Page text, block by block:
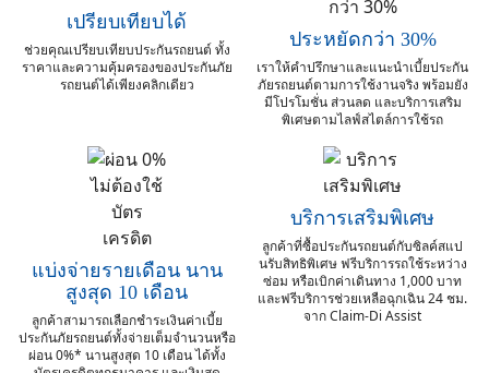
เปรียบเทียบได้
ช่วยคุณเปรียบเทียบประกันรถยนต์ ทั้ง
ราคาและความคุ้มครองของประกันภัย
รถยนต์ได้เพียงคลิกเดียว
ประหยัดกว่า 30%
เราให้คำปรึกษาและแนะนำเบี้ยประกัน
ภัยรถยนต์ตามการใช้งานจริง พร้อมยัง
มีโปรโมชั่น ส่วนลด และบริการเสริม
พิเศษตามไลฟ์สไตล์การใช้รถ
แบ่งจ่ายรายเดือน นาน
สูงสุด 10 เดือน
ลูกค้าสามารถเลือกชำระเงินค่าเบี้ย
ประกันภัยรถยนต์ทั้งจ่ายเต็มจำนวนหรือ
ผ่อน 0%* นานสูงสุด 10 เดือนได้ทั้ง
บริการเสริมพิเศษ
ลูกค้าที่ซื้อประกันรถยนต์กับซิลค์สแป
นรับสิทธิพิเศษ ฟรีบริการรถใช้ระหว่าง
ซ่อม หรือเบิกค่าเดินทาง 1,000 บาท
และฟรีบริการช่วยเหลือฉุกเฉิน 24 ชม.
จาก Claim-Di Assist